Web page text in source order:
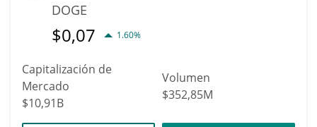
DOGE
$0,07 1.60%
Capitalización de
Mercado
$10,91B
Volumen
$352,85M